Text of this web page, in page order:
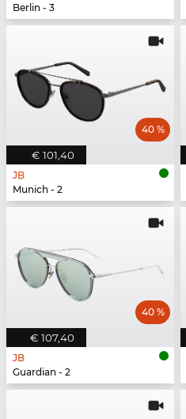
Berlin - 3
€ 101,40
40 %
JB
Munich - 2
€ 107,40
40 %
JB
Guardian - 2